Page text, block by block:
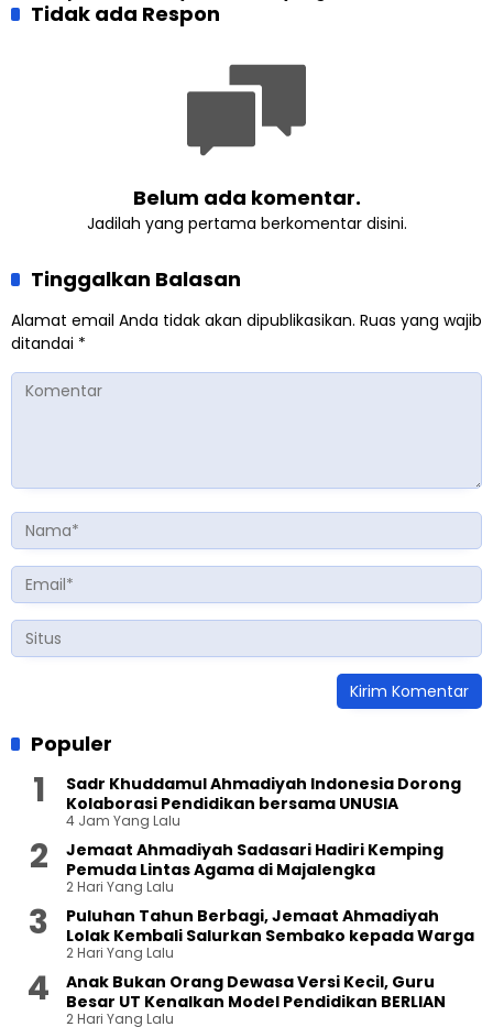
Indonesia Raih Gelar Guru
Tidak ada Respon
Belum ada komentar.
Jadilah yang pertama berkomentar disini.
Tinggalkan Balasan
Alamat email Anda tidak akan dipublikasikan. Ruas yang wajib
ditandai *
Populer
Sadr Khuddamul Ahmadiyah Indonesia Dorong
Kolaborasi Pendidikan bersama UNUSIA
4 Jam Yang Lalu
Jemaat Ahmadiyah Sadasari Hadiri Kemping
Pemuda Lintas Agama di Majalengka
2 Hari Yang Lalu
Puluhan Tahun Berbagi, Jemaat Ahmadiyah
Lolak Kembali Salurkan Sembako kepada Warga
2 Hari Yang Lalu
Anak Bukan Orang Dewasa Versi Kecil, Guru
Besar UT Kenalkan Model Pendidikan BERLIAN
2 Hari Yang Lalu